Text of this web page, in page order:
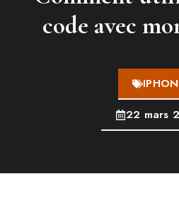
code avec
22 mars